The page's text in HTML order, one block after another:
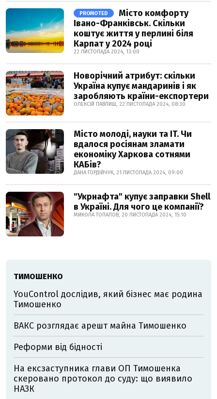
PROMOTED
Місто комфорту
Івано-Франківськ. Скільки
коштує життя у перлині біля
Карпат у 2024 році
22 ЛИСТОПАДА 2024, 13:00
Новорічний атрибут: скільки
Україна купує мандаринів і як
заробляють країни-експортери
ОЛЕКСІЙ ПАВЛИШ, 22 ЛИСТОПАДА 2024, 08:30
Місто молоді, науки та IT. Чи
вдалося росіянам зламати
економіку Харкова сотнями
КАБів?
ДАНА ГОРДІЙЧУК, 21 ЛИСТОПАДА 2024, 09:00
"Укрнафта" купує заправки Shell
в Україні. Для чого це компанії?
МИКОЛА ТОПАЛОВ, 20 ЛИСТОПАДА 2024, 15:10
ТИМОШЕНКО
YouControl дослідив, який бізнес має родина
Тимошенко
ВАКС розглядає арешт майна Тимошенко
Реформи від бідності
На ексзаступника глави ОП Тимошенка
скеровано протокол до суду: що виявило
НАЗК